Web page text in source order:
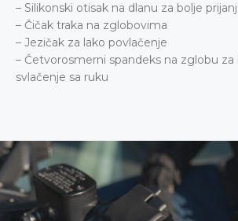
– Silikonski otisak na dlanu za bolje
– Čičak traka na zglobovima
– Jezičak za lako povlačenje
– Četvorosmerni spandeks na zglobu za
svlačenje sa ruku